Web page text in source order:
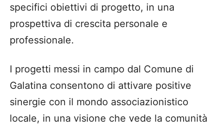
specifici obiettivi di progetto, in una
prospettiva di crescita personale e
professionale.
I progetti messi in campo dal Comune di
Galatina consentono di attivare positive
sinergie con il mondo associazionistico
locale, in una visione che vede la comunità